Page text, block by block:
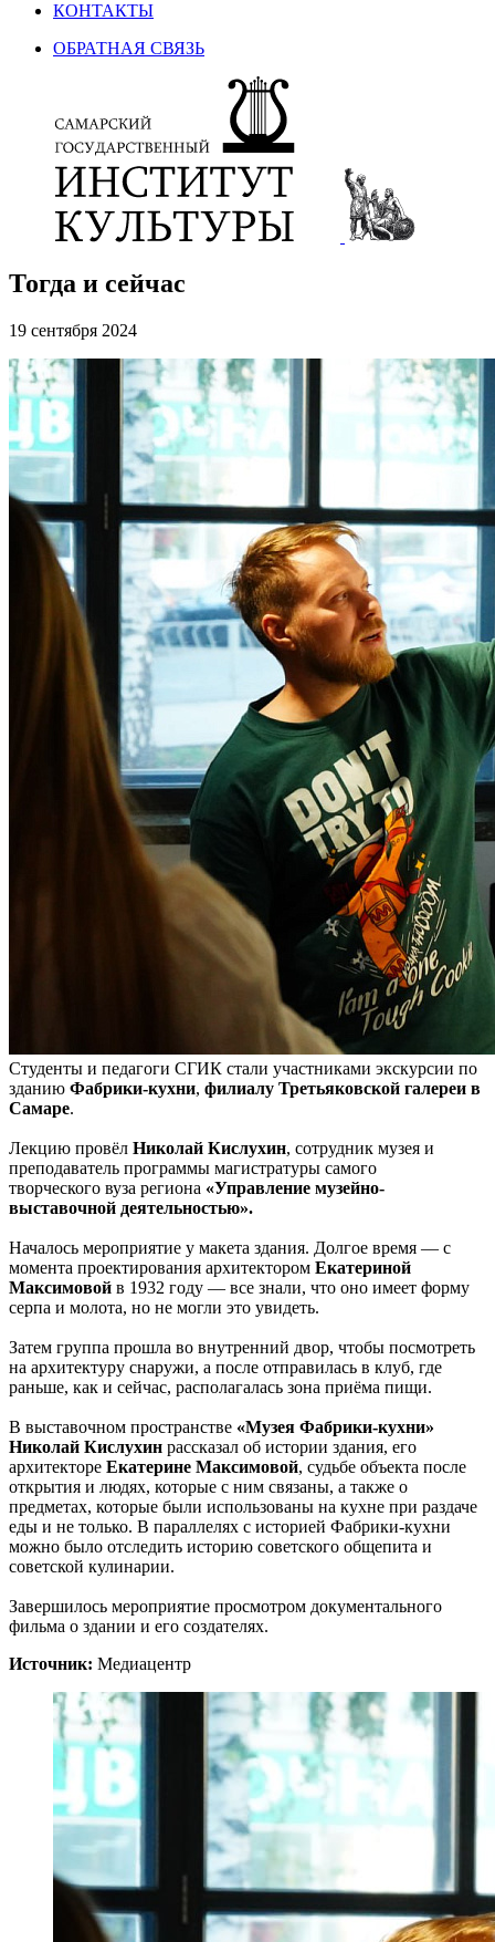
КОНТАКТЫ
ОБРАТНАЯ СВЯЗЬ
Тогда и сейчас
19 сентября 2024
Студенты и педагоги СГИК стали участниками экскурсии по
зданию Фабрики-кухни, филиалу Третьяковской галереи в
Самаре.
Лекцию провёл Николай Кислухин, сотрудник музея и
преподаватель программы магистратуры самого
творческого вуза региона «Управление музейно-
выставочной деятельностью».
Началось мероприятие у макета здания. Долгое время — с
момента проектирования архитектором Екатериной
Максимовой в 1932 году — все знали, что оно имеет форму
серпа и молота, но не могли это увидеть.
Затем группа прошла во внутренний двор, чтобы посмотреть
на архитектуру снаружи, а после отправилась в клуб, где
раньше, как и сейчас, располагалась зона приёма пищи.
В выставочном пространстве «Музея Фабрики-кухни»
Николай Кислухин рассказал об истории здания, его
архитекторе Екатерине Максимовой, судьбе объекта после
открытия и людях, которые с ним связаны, а также о
предметах, которые были использованы на кухне при раздаче
еды и не только. В параллелях с историей Фабрики-кухни
можно было отследить историю советского общепита и
советской кулинарии.
Завершилось мероприятие просмотром документального
фильма о здании и его создателях.
Источник: Медиацентр